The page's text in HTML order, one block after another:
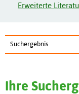
Erweiterte
Suchergebnis
Ihre